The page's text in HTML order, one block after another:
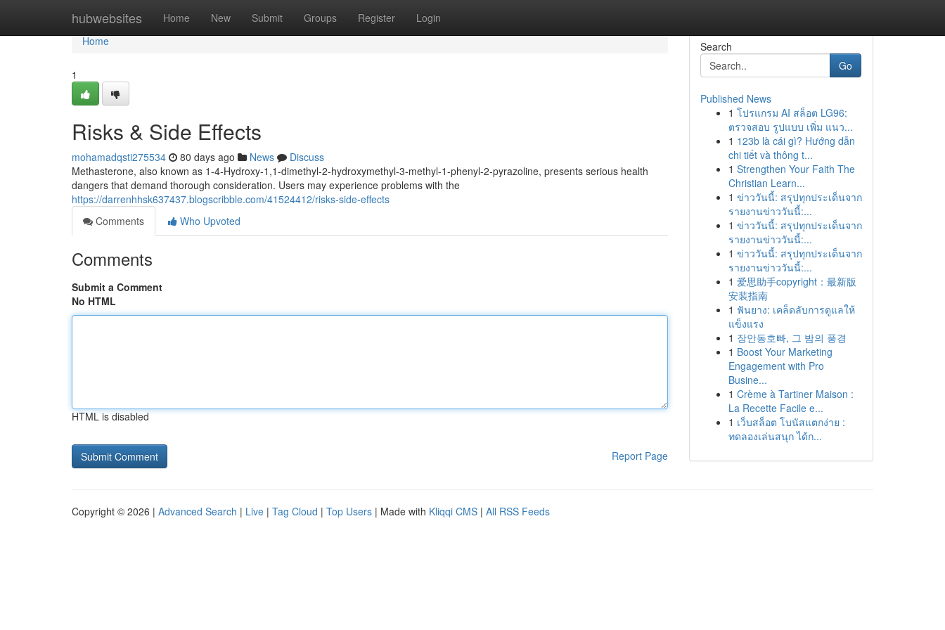
hubwebsites Home New Submit Groups Register Login
Home
Home
1
Risks & Side Effects
mohamadqsti275534 80 days ago News
Discuss
Methasterone, also known as 1-4-Hydroxy-1,1-dimethyl-2-hydroxymethyl-3-methyl-1-phenyl-2-pyrazoline, presents serious health
dangers that demand thorough consideration. Users may experience problems with the
https://darrenhhsk637437.blogscribble.com/41524412/risks-side-effects
Comments
Who Upvoted
Comments
Submit a Comment
No HTML
HTML is disabled
Report Page
Search
Go
Published News
1 โปรแกรม AI สล็อต LG96:
ตรวจสอบ รูปแบบ เพิ่ม แนว...
1 123b là cái gì? Hướng dẫn
chi tiết và thông t...
1 Strengthen Your Faith The
Christian Learn...
1 ข่าววันนี้: สรุปทุกประเด็นจาก
รายงานข่าววันนี้:...
1 ข่าววันนี้: สรุปทุกประเด็นจาก
รายงานข่าววันนี้:...
1 ข่าววันนี้: สรุปทุกประเด็นจาก
รายงานข่าววันนี้:...
1 爱思助手copyright：最新版
安装指南
1 ฟันยาง: เคล็ดลับการดูแลให้
แข็งแรง
1 장안동호빠, 그 밤의 풍경
1 Boost Your Marketing
Engagement with Pro
Busine...
1 Crème à Tartiner Maison :
La Recette Facile e...
1 เว็บสล็อต โบนัสแตกง่าย :
ทดลองเล่นสนุก ได้ก...
Copyright © 2026 | Advanced Search | Live | Tag Cloud | Top Users | Made with Kliqqi CMS | All RSS Feeds